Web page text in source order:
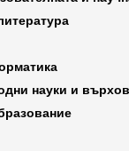
науки и